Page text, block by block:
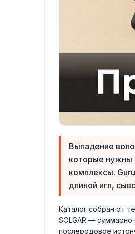
Выпадение
которые нужны
комплексы.
длиной игл,
Каталог собран от
SOLGAR —
послеродовое